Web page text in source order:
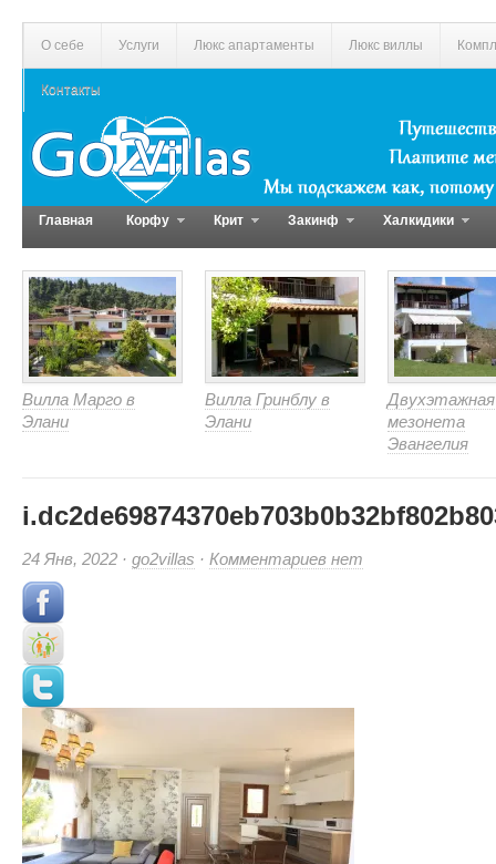
О себе Услуги Люкс апартаменты Люкс виллы
Контакты
Главная Корфу Крит Закинф Халкидики
Вилла Марго в
Элани
Вилла Гринблу в
Элани
Двухэтажная
мезонета
Эвангелия
24 Янв, 2022 · go2villas · Комментариевкнет